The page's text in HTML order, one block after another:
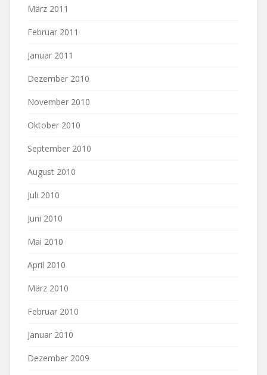
März 2011
Februar 2011
Januar 2011
Dezember 2010
November 2010
Oktober 2010
September 2010
August 2010
Juli 2010
Juni 2010
Mai 2010
April 2010
März 2010
Februar 2010
Januar 2010
Dezember 2009